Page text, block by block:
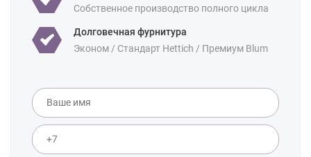
Собственное производство полного цикла
Долговечная фурнитура
Эконом / Стандарт Hettich / Премиум Blum